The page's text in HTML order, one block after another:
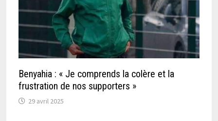
Benyahia : « Je comprends la colère et la
frustration de nos supporters »
29 avril 2025